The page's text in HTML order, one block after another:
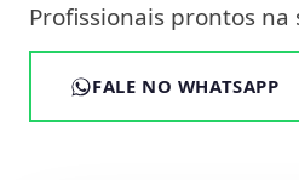
Profissionais prontos na
FALE NO WHATSAPP